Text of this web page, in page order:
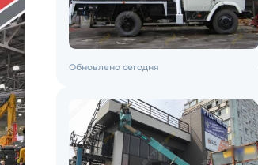
Обновлено сегодня